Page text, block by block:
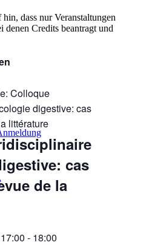
dass nur Veranstaltungen
denen Credits beantragt und
Colloque
digestive: cas
littérature
cas
de la
- 18:00